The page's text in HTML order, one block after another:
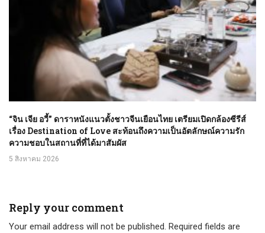
“จิน เจีย อวี้” ดาราหนังแนวตั้งชาวจีนเยือนไทย เตรียมเปิดกล้องซีรีส์
เรื่อง Destination of Love สะท้อนถึงความเป็นอัตลักษณ์ความรัก
ความชอบในสถานที่ที่ได้มาสัมผัส
5 สิงหาคม 2026
Reply your comment
Your email address will not be published. Required fields are